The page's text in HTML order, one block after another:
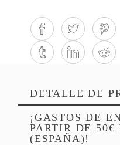
DETALLE DE
¡GASTOS DE
PARTIR DE 50€
(ESPAÑA)!